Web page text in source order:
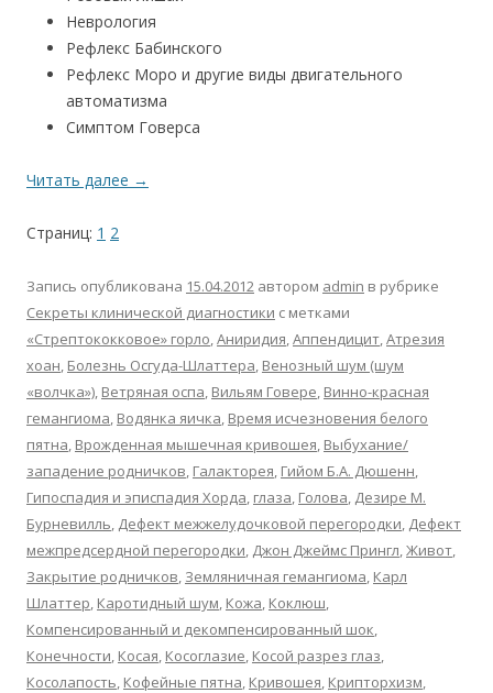
Неврология
Рефлекс Бабинского
Рефлекс Моро и другие виды двигательного
автоматизма
Симптом Говерса
Читать далее →
Страниц: 1 2
Запись опубликована 15.04.2012 автором admin в рубрике
Секреты клинической диагностики с метками
«Стрептококковое» горло,Аниридия,Аппендицит,Атрезия
хоан, Болезнь Осгуда-Шлаттера, Венозный шум (шум
«волчка»), Ветряная оспа, Вильям Говере, Винно-красная
гемангиома, Водянка яичка, Время исчезновения белого
пятна, Врожденная мышечная кривошея, Выбухание/
западение родничков, Галакторея, Гийом Б.А. Дюшенн,
Гипоспадия и эписпадия Хорда, глаза, Голова, Дезире М.
Бурневилль, Дефект межжелудочковой перегородки, Дефект
межпредсердной перегородки, Джон Джеймс Прингл,Живот,
Закрытие родничков, Земляничная гемангиома, Карл
Шлаттер, Каротидный шум, Кожа, Коклюш,
Компенсированный и декомпенсированный шок,
Конечности, Косая, Косоглазие, Косой разрез глаз,
Косолапость, Кофейные пятна, Кривошея, Крипторхизм,